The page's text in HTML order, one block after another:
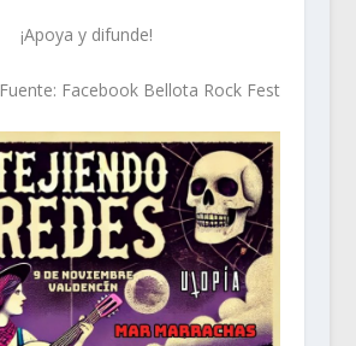
¡Apoya y difunde!
Fuente: Facebook Bellota Rock Fest